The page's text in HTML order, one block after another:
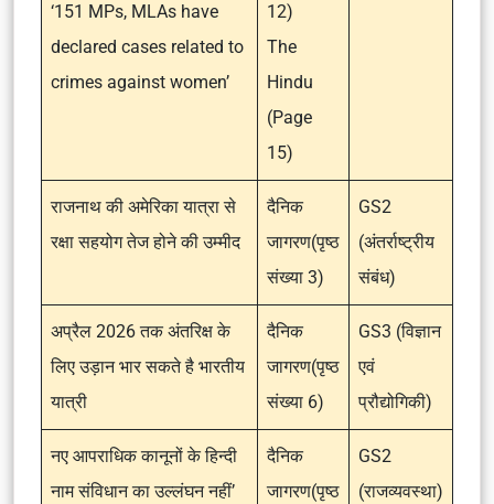
‘151 MPs, MLAs have
declared cases related to
crimes against women’
12)
The
Hindu
(Page
15)
राजनाथ की अमेरिका यात्रा से
रक्षा सहयोग तेज होने की उम्मीद
दैनिक
जागरण(पृष्ठ
संख्या 3)
GS2
(अंतर्राष्ट्रीय
संबंध)
अप्रैल 2026 तक अंतरिक्ष के
लिए उड़ान भार सकते है भारतीय
यात्री
दैनिक
जागरण(पृष्ठ
संख्या 6)
GS3 (विज्ञान
एवं
प्रौद्योगिकी)
नए आपराधिक कानूनों के हिन्दी
नाम संविधान का उल्लंघन नहीं’
दैनिक
जागरण(पृष्ठ
GS2
(राजव्यवस्था)